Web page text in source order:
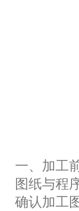
一、加工
图纸与程
确认加工